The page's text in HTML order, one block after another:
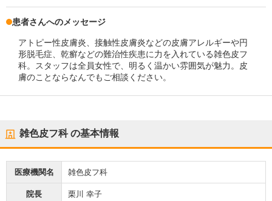
患者さんへのメッセージ
アトピー性皮膚炎、接触性皮膚炎などの皮膚アレルギーや円
形脱毛症、乾癬などの難治性疾患に力を入れている雑色皮フ
科。スタッフは全員女性で、明るく温かい雰囲気が魅力。皮
膚のことならなんでもご相談ください。
雑色皮フ科の基本情報
医療機関名 雑色皮フ科
院長 栗川 幸子